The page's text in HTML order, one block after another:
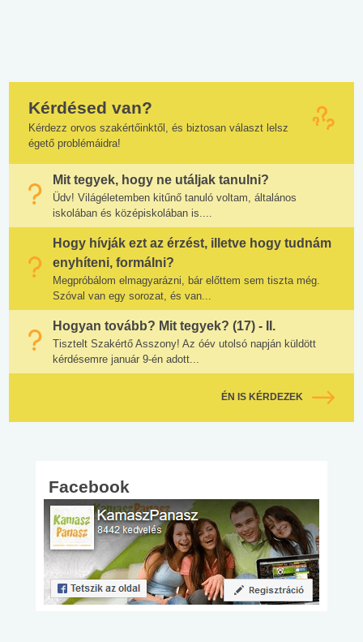
Kérdésed van?
Kérdezz orvos szakértőinktől, és biztosan választ lelsz
égető problémáidra!
Mit tegyek, hogy ne utáljak tanulni?
Üdv! Világéletemben kitűnő tanuló voltam, általános
iskolában és középiskolában is....
Hogy hívják ezt az érzést, illetve hogy tudnám
enyhíteni, formálni?
Megpróbálom elmagyarázni, bár előttem sem tiszta még.
Szóval van egy sorozat, és van...
Hogyan tovább? Mit tegyek? (17) - II.
Tisztelt Szakértő Asszony! Az óév utolsó napján küldött
kérdésemre január 9-én adott...
ÉN IS KÉRDEZEK
Facebook